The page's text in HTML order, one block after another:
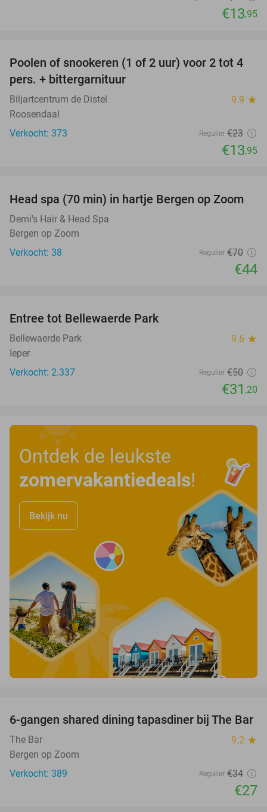
€13,95
39%
Poolen of snookeren (1 of 2 uur) voor 2 tot 4
pers. + bittergarnituur
Biljartcentrum de Distel 9.9 star
Roosendaal
Verkocht: 373
Regulier €23
€13,95
37%
Head spa (70 min) in hartje Bergen op Zoom
Demi's Hair & Head Spa
Bergen op Zoom
Verkocht: 38
Regulier €70
€44
Entree tot Bellewaerde Park
Bellewaerde Park 9.6 star
Ieper
Verkocht: 2.337
Regulier €50
€31 ,20
Ontdek de leukste
zomervakantiedeals!
Bekijk nu
21%
6-gangen shared dining tapasdiner bij The Bar
The Bar 9.2 star
Bergen op Zoom
Verkocht: 389
Regulier €34
€27